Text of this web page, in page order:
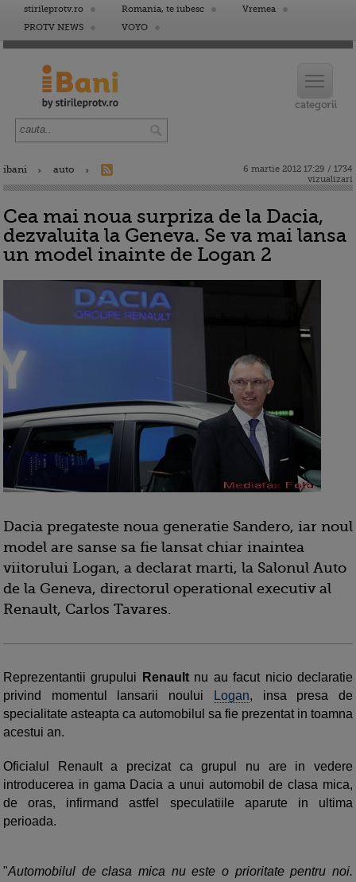
stirileprotv.ro Romania, te iubesc
Vremea
PROTV NEWS
VOYO
ibani auto
6 martie 2012 17:29 / 1734
vizualizari
Cea mai noua surpriza de la Dacia,
dezvaluita la Geneva. Se va mai lansa
un model inainte de Logan 2
Dacia pregateste noua generatie Sandero, iar noul
model are sanse sa fie lansat chiar inaintea
viitorului Logan, a declarat marti, la Salonul Auto
de la Geneva, directorul operational executiv al
Renault, Carlos Tavares.
Reprezentantii grupului Renaultnu au facut nicio declaratie
privind momentul lansarii noului
Logan, insa presa de
specialitate asteapta ca automobilul sa fie prezentat in toamna
acestui an.
Oficialul Renault a precizat ca grupul nu are in vedere
introducerea in gama Dacia a unui automobil de clasa mica,
de oras, infirmand astfel speculatiile aparute in ultima
perioada.
"Automobilul de clasa mica nu este o prioritate pentru noi.